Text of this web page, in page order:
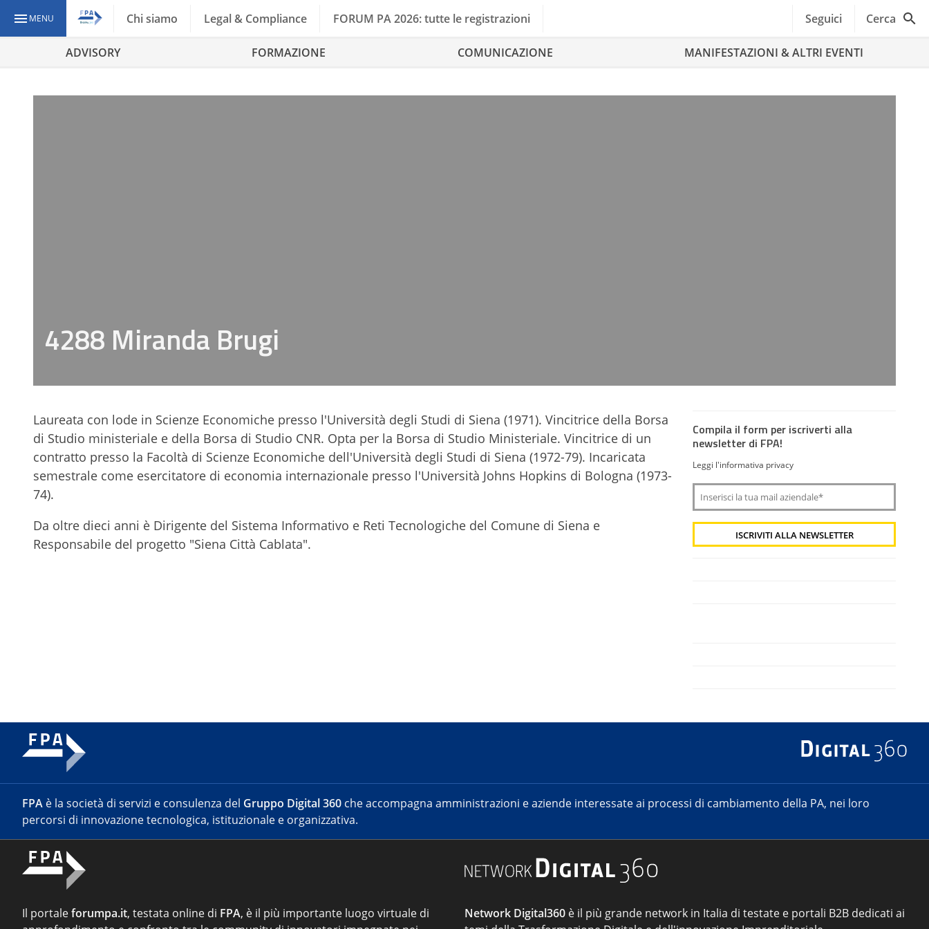
MENU Chi siamo Legal & Compliance FORUM PA 2026: tutte le registrazioni Seguici Cerca
ADVISORY FORMAZIONE COMUNICAZIONE MANIFESTAZIONI & ALTRI EVENTI
4288 Miranda Brugi
Laureata con lode in Scienze Economiche presso l'Università degli Studi di Siena (1971). Vincitrice della Borsa
di Studio ministeriale e della Borsa di Studio CNR. Opta per la Borsa di Studio Ministeriale. Vincitrice di un
contratto presso la Facoltà di Scienze Economiche dell'Università degli Studi di Siena (1972-79). Incaricata
semestrale come esercitatore di economia internazionale presso l'Università Johns Hopkins di Bologna (1973-
74).
Da oltre dieci anni è Dirigente del Sistema Informativo e Reti Tecnologiche del Comune di Siena e
Responsabile del progetto "Siena Città Cablata".
Compila il form per iscriverti alla
newsletter di FPA!
Leggi l'informativa privacy
FPA è la società di servizi e consulenza del Gruppo Digital 360 che accompagna amministrazioni e aziende interessate ai processi di cambiamento della PA, nei loro
percorsi di innovazione tecnologica, istituzionale e organizzativa.
Il portaleforumpa.it, testata online di FPA, è il più importante luogo virtuale di
Network Digital360 è il più grande network in Italia di testate e portali B2B dedicati ai